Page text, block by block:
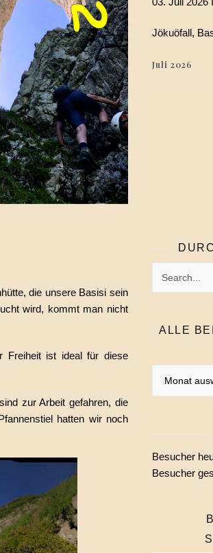
die unsere Basisi sein
wird, kommt man nicht
Freiheit ist ideal für diese
zur Arbeit gefahren, die
hatten wir noch
Jökuöfall,
Juli 2026
ALLE
wählen
Besucher
Besucher